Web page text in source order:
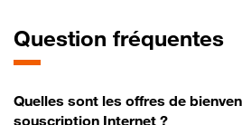
Question fréquentes
Quelles sont les offres de
souscription Internet ?